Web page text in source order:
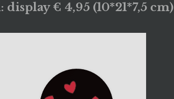
€ 4,95 (10*21*7,5 cm)